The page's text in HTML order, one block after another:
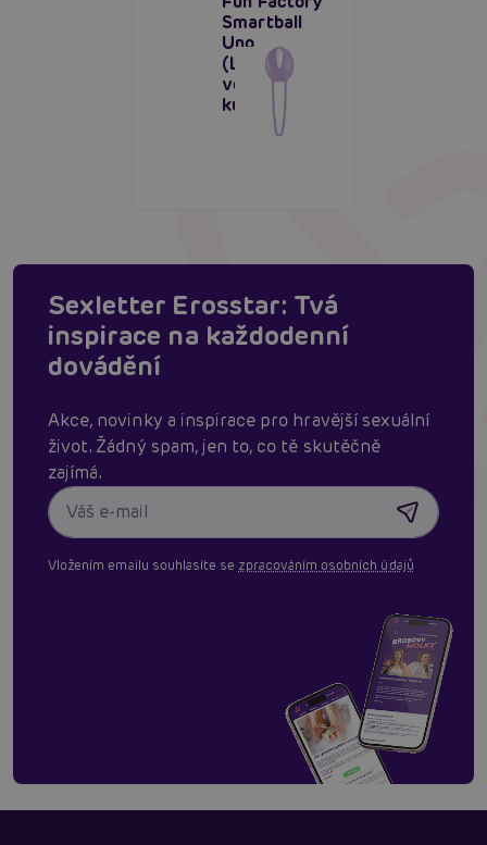
Smartball
Uno
(Lavender),
venušiny
kuličky
Sexletter Erosstar: Tvá
inspirace na každodenní
dovádění
Akce, novinky a inspirace pro hravější sexuální
život. Žádný spam, jen to, co tě skutěčně
zajímá.
Vložením emailu souhlasíte se zpracováním osobních údajů